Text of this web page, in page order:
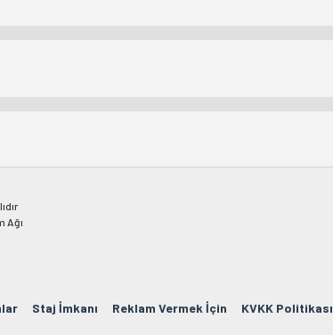
Ağı
Staj İmkanı Reklam Vermek İçin KVKK Politikası